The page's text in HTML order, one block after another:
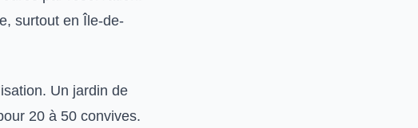
surtout en Île-de-
Un jardin de
20 à 50 convives.